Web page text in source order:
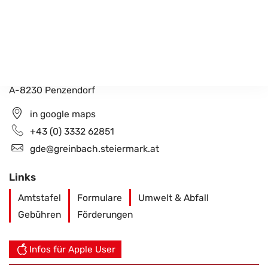
A-8230 Penzendorf
in google maps
+43 (0) 3332 62851
gde@greinbach.steiermark.at
Links
Amtstafel Formulare
Umwelt & Abfall
Gebühren
Förderungen
Infos für Apple User